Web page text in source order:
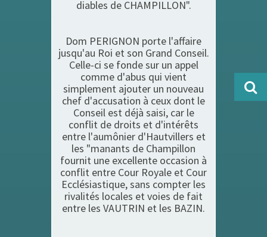
diables de CHAMPILLON".
Dom PERIGNON porte l'affaire
jusqu'au Roi et son Grand Conseil.
Celle-ci se fonde sur un appel
comme d'abus qui vient
simplement ajouter un nouveau
chef d'accusation à ceux dont le
Conseil est déjà saisi, car le
conflit de droits et d'intérêts
entre l'aumônier d'Hautvillers et
les "manants de Champillon
fournit une excellente occasion à
conflit entre Cour Royale et Cour
Ecclésiastique, sans compter les
rivalités locales et voies de fait
entre les VAUTRIN et les BAZIN.